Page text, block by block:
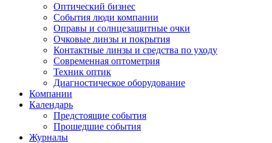
Оптический бизнес
События люди компании
Оправы и солнцезащитные очки
Очковые линзы и покрытия
Контактные линзы и средства по уходу
Современная оптометрия
Техник оптик
Диагностическое оборудование
Компании
Календарь
Предстоящие события
Прошедшие события
Журналы